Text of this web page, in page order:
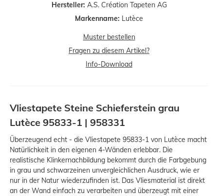
Hersteller: A.S. Création Tapeten AG
Markenname: Lutèce
Muster bestellen
Fragen zu diesem Artikel?
Info-Download
Vliestapete Steine Schieferstein grau
Lutèce 95833-1 | 958331
Überzeugend echt - die Vliestapete 95833-1 von Lutèce macht
Natürlichkeit in den eigenen 4-Wänden erlebbar. Die
realistische Klinkernachbildung bekommt durch die Farbgebung
in grau und schwarzeinen unvergleichlichen Ausdruck, wie er
nur in der Natur wiederzufinden ist. Das Vliesmaterial ist direkt
an der Wand einfach zu verarbeiten und überzeugt mit einer